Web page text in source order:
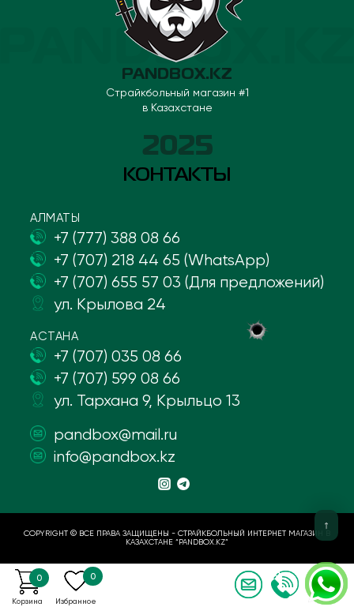
Корзина
0
Избранное
0
PANDBOX.KZ
Страйкбольный магазин #1
в Казахстане
2025
КОНТАКТЫ
АЛМАТЫ
+7 (777) 388 08 66
+7 (707) 218 44 65 (WhatsApp)
+7 (707) 655 57 03 (Для предложений)
ул. Крылова 24
АСТАНА
+7 (707) 035 08 66
+7 (707) 599 08 66
ул. Тархана 9, Крыльцо 13
pandbox@mail.ru
info@pandbox.kz
COPYRIGHT © ВСЕ ПРАВА ЗАЩИЩЕНЫ - СТРАЙКБОЛЬНЫЙ ИНТЕРНЕТ МАГАЗИН В
КАЗАХСТАНЕ “PANDBOX.KZ”